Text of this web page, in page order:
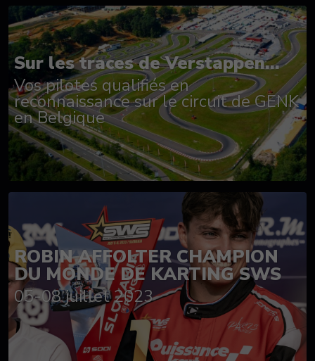
Sur les traces de Verstappen...
Vos pilotes qualifiés en
reconnaissance sur le circuit de GENK
en Belgique
ROBIN AFFOLTER CHAMPION
DU MONDE DE KARTING SWS
05-08 juillet 2023